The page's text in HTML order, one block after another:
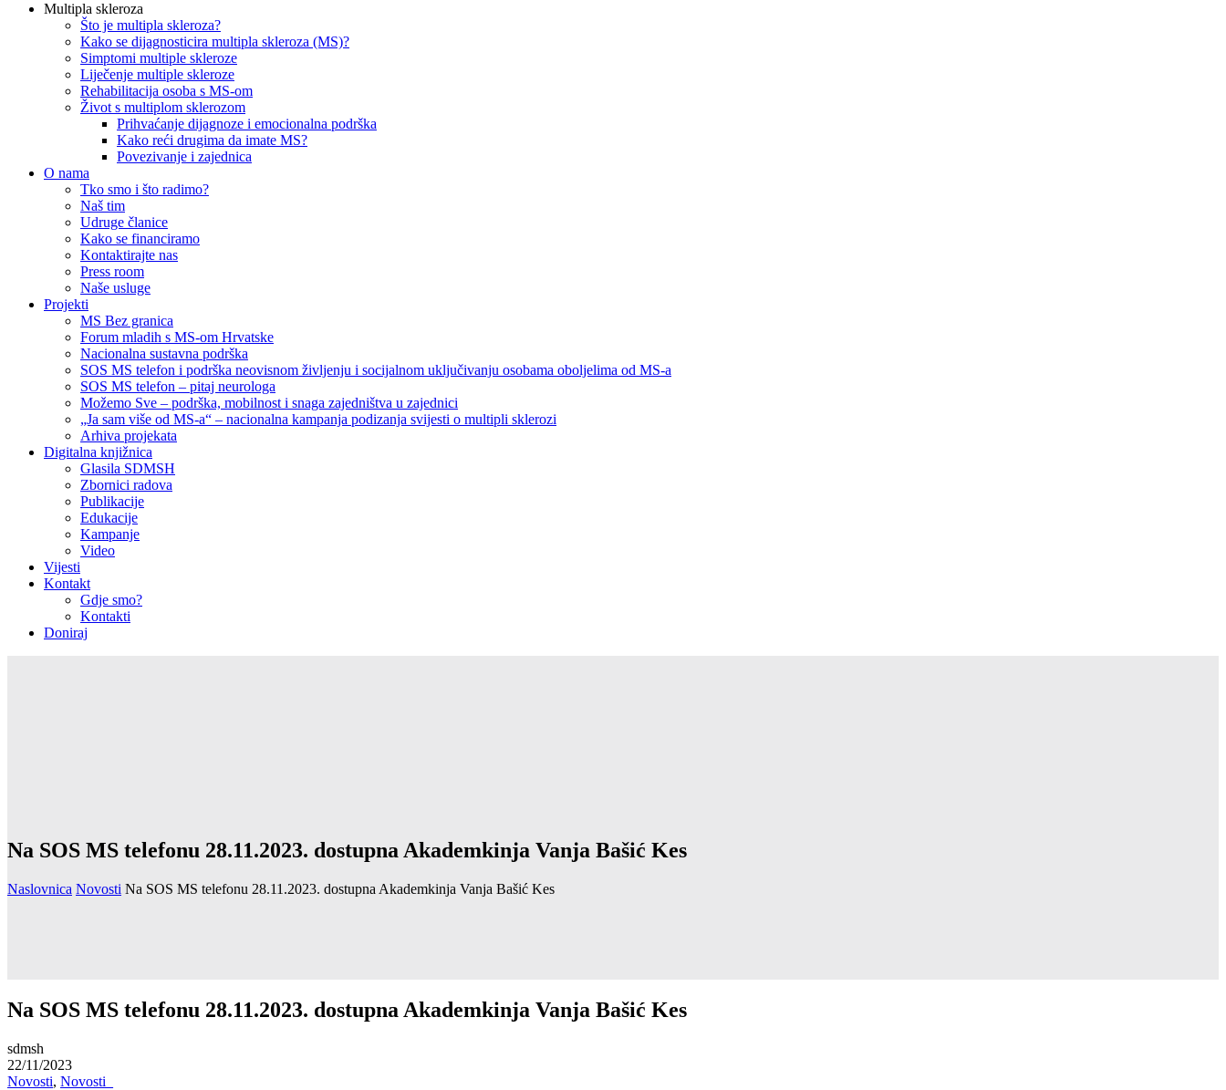
Multipla skleroza
Što je multipla skleroza?
Kako se dijagnosticira multipla skleroza (MS)?
Simptomi multiple skleroze
Liječenje multiple skleroze
Rehabilitacija osoba s MS-om
Život s multiplom sklerozom
Prihvaćanje dijagnoze i emocionalna podrška
Kako reći drugima da imate MS?
Povezivanje i zajednica
O nama
Tko smo i što radimo?
Naš tim
Udruge članice
Kako se financiramo
Kontaktirajte nas
Press room
Naše usluge
Projekti
MS Bez granica
Forum mladih s MS-om Hrvatske
Nacionalna sustavna podrška
SOS MS telefon i podrška neovisnom življenju i socijalnom uključivanju osobama oboljelima od MS-a
SOS MS telefon – pitaj neurologa
Možemo Sve – podrška, mobilnost i snaga zajedništva u zajednici
„Ja sam više od MS-a“ – nacionalna kampanja podizanja svijesti o multipli sklerozi
Arhiva projekata
Digitalna knjižnica
Glasila SDMSH
Zbornici radova
Publikacije
Edukacije
Kampanje
Video
Vijesti
Kontakt
Gdje smo?
Kontakti
Doniraj
Na SOS MS telefonu 28.11.2023. dostupna Akademkinja Vanja Bašić Kes
Naslovnica Novosti Na SOS MS telefonu 28.11.2023. dostupna Akademkinja Vanja Bašić Kes
Na SOS MS telefonu 28.11.2023. dostupna Akademkinja Vanja Bašić Kes
sdmsh
22/11/2023
Novosti, Novosti_